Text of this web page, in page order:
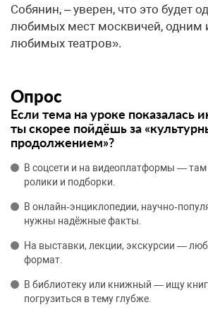
Собянин, – уверен, что это будет
любимых мест москвичей, одним
любимых театров».
Опрос
Если тема на уроке показалась
ты скорее пойдёшь за
продолжением»?
В соцсети и на видеоплатформы —
ролики и подборки.
В онлайн‑энциклопедии,
нужны надёжные факты.
На выставки, лекции, экскурсии —
формат.
В библиотеку или книжный — ищу
погрузиться в тему глубже.